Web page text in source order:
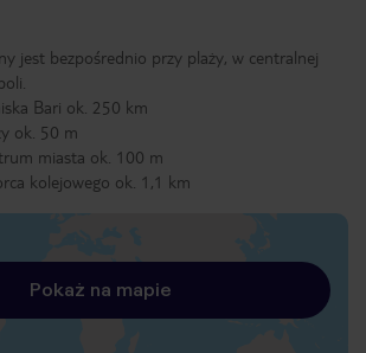
jest bezpośrednio przy plaży, w centralnej
Bari ok. 250 km
ok. 50 m
miasta ok. 100 m
kolejowego ok. 1,1 km
Pokaż na mapie